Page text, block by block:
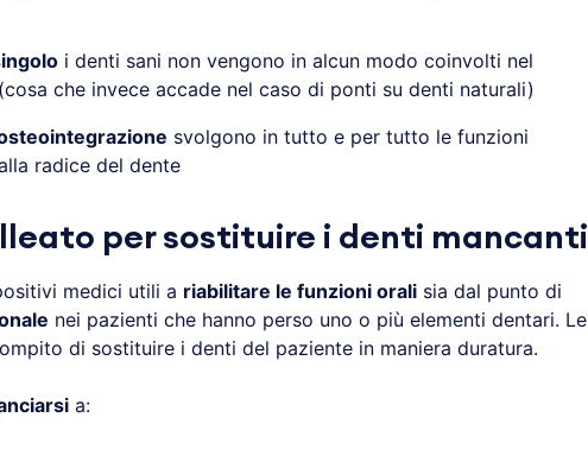
i denti sani non vengono in alcun modo coinvolti nel
che invece accade nel caso di ponti su denti naturali)
svolgono in tutto e per tutto le funzioni
radice del dente
per sostituire i denti mancanti
medici utili a riabilitare le funzioni orali sia dal punto di
nei pazienti che hanno perso uno o più elementi dentari. Le
di sostituire i denti del paziente in maniera duratura.
a: